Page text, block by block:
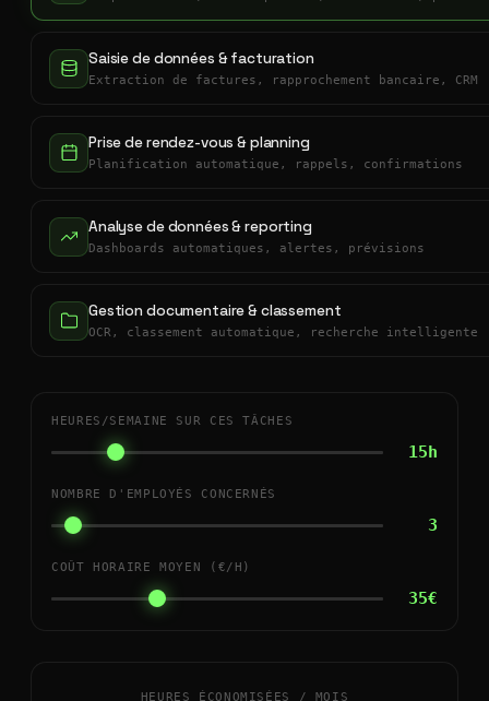
Saisie de données & facturation
Extraction de factures, rapprochement bancaire, CRM
Prise de rendez-vous & planning
Planification automatique, rappels, confirmations
Analyse de données & reporting
Dashboards automatiques, alertes, prévisions
Gestion documentaire & classement
OCR, classement automatique, recherche intelligente
HEURES/SEMAINE SUR CES TÂCHES
15h
NOMBRE D'EMPLOYÉS CONCERNÉS
3
COÛT HORAIRE MOYEN (€/H)
35€
HEURES ÉCONOMISÉES / MOIS